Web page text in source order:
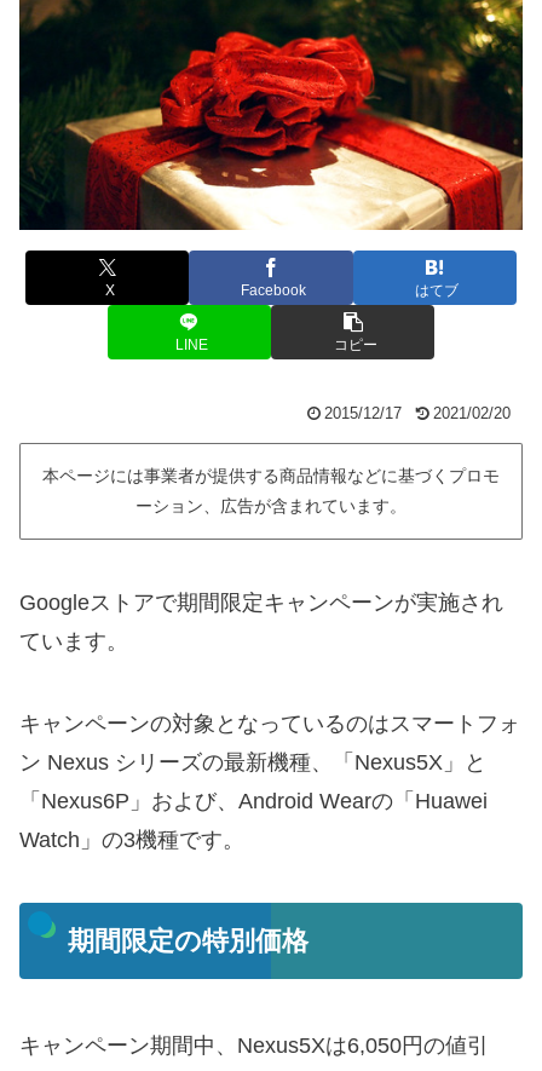
X Facebook はてブ
LINE コピー
2015/12/17 2021/02/20
本ページには事業者が提供する商品情報などに基づくプロモ
ーション、広告が含まれています。
Googleストアで期間限定キャンペーンが実施され
ています。
キャンペーンの対象となっているのはスマートフォ
ン Nexus シリーズの最新機種、「Nexus5X」と
「Nexus6P」および、Android Wearの「Huawei
Watch」の3機種です。
期間限定の特別価格
キャンペーン期間中、Nexus5Xは6,050円の値引